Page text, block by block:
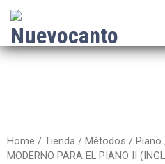
Home / Tienda / Métodos / Piano
MODERNO PARA EL PIANO II